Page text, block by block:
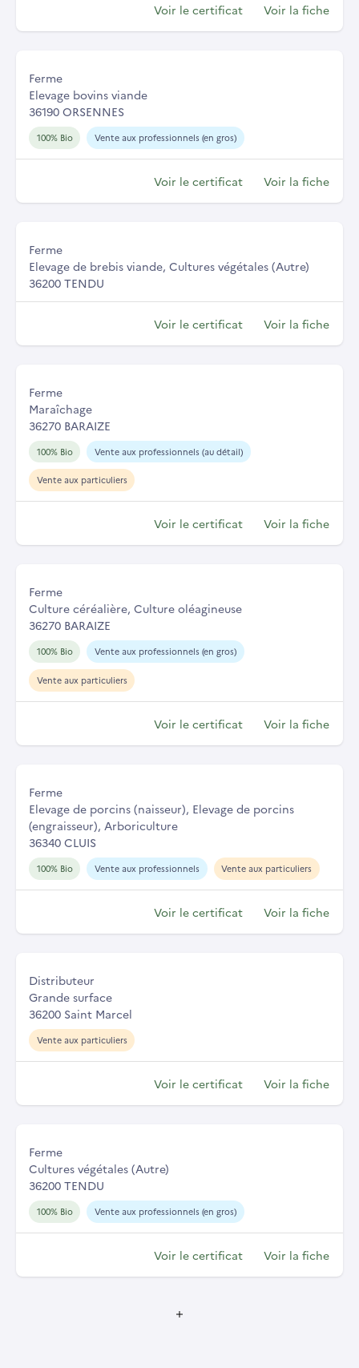
Voir le certificat Voir la fiche
Ferme
Elevage bovins viande
36190 ORSENNES
100% Bio Vente aux professionnels (en gros)
Voir le certificat Voir la fiche
Ferme
Elevage de brebis viande, Cultures végétales (Autre)
36200 TENDU
Voir le certificat Voir la fiche
Ferme
Maraîchage
36270 BARAIZE
100% Bio Vente aux professionnels (au détail)
Vente aux particuliers
Voir le certificat Voir la fiche
Ferme
Culture céréalière, Culture oléagineuse
36270 BARAIZE
100% Bio Vente aux professionnels (en gros)
Vente aux particuliers
Voir le certificat Voir la fiche
Ferme
Elevage de porcins (naisseur), Elevage de porcins
(engraisseur), Arboriculture
36340 CLUIS
100% Bio Vente aux professionnels Vente aux particuliers
Voir le certificat Voir la fiche
Distributeur
Grande surface
36200 Saint Marcel
Vente aux particuliers
Voir le certificat Voir la fiche
Ferme
Cultures végétales (Autre)
36200 TENDU
100% Bio Vente aux professionnels (en gros)
Voir le certificat Voir la fiche